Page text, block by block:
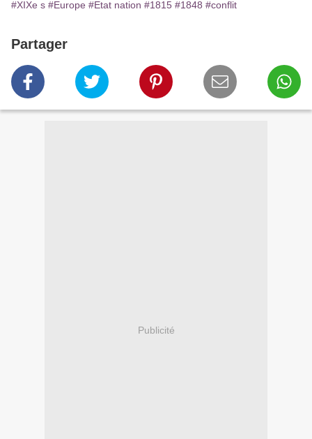
#XIXe s #Europe #Etat nation #1815 #1848 #conflit
Partager
Publicité